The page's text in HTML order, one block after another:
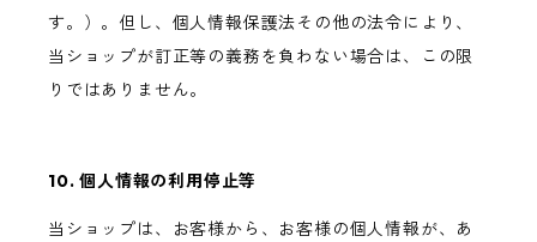
す。）。但し、個人情報保護法その他の法令により、
当ショップが訂正等の義務を負わない場合は、この限
りではありません。
10. 個人情報の利用停止等
当ショップは、お客様から、お客様の個人情報が、あ